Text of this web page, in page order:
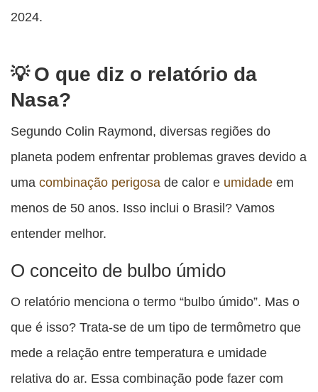
2024.
O que diz o relatório da
Nasa?
Segundo Colin Raymond, diversas regiões do
planeta podem enfrentar problemas graves devido a
uma combinação perigosa de calor e umidade em
menos de 50 anos. Isso inclui o Brasil? Vamos
entender melhor.
O conceito de bulbo úmido
O relatório menciona o termo “bulbo úmido”. Mas o
que é isso? Trata-se de um tipo de termômetro que
mede a relação entre temperatura e umidade
relativa do ar. Essa combinação pode fazer com